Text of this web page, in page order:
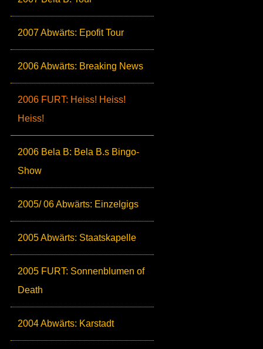
2007 Abwärts: Epofit Tour
2006 Abwärts: Breaking News
2006 FURT: Heiss! Heiss!
Heiss!
2006 Bela B: Bela B.s Bingo-
Show
2005/ 06 Abwärts: Einzelgigs
2005 Abwärts: Staatskapelle
2005 FURT: Sonnenblumen of
Death
2004 Abwärts: Karstadt